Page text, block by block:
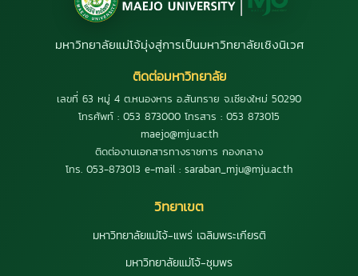
มหาวิทยาลัยแม่โจ้มุ่งสู่การเป็นมหาวิทยาลัยเชิงนิเวศ
ติดต่อมหาวิทยาลัย
เลขที่ 63 หมู่ 4 ต.หนองหาร อ.สันทราย จ.เชียงใหม่ 50290
โทรศัพท์ : 053 873000 โทรสาร : 053 873015
maejo@mju.ac.th
ติดต่องานเอกสารทางราชการ กองกลาง
โทร. 053-873013 e-mail : saraban_mju@mju.ac.th
วิทยาเขต
มหาวิทยาลัยแม่โจ้-แพร่ เฉลิมพระเกียรติ
มหาวิทยาลัยแม่โจ้-ชุมพร